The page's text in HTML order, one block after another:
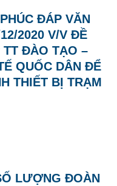
ĐÁP VĂN
2020 V/V ĐỀ
TT ĐÀO TẠO –
QUỐC DÂN ĐỂ
THIẾT BỊ TRẠM
LƯỢNG ĐOÀN